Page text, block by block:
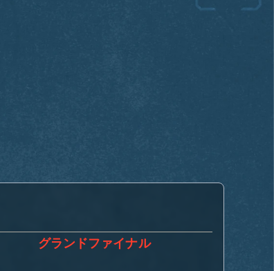
グランドファイナル